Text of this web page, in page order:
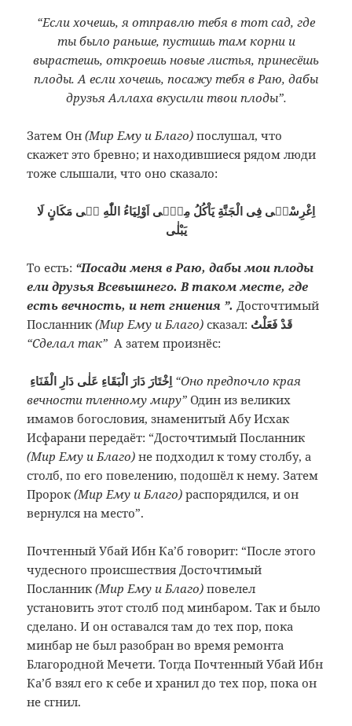
“Если хочешь, я отправлю тебя в тот сад, где
ты было раньше, пустишь там корни и
вырастешь, откроешь новые листья, принесёшь
плоды. А если хочешь, посажу тебя в Раю, дабы
друзья Аллаха вкусили твои плоды”.
Затем Он(Мир Ему и Благо) послушал, что
скажет это бревно; и находившиеся рядом люди
тоже слышали, что оно сказало:
اِغْرِسْنٖى فِى الْجَنَّةِ يَاْكُلُ مِنّٖى اَوْلِيَاءُ اللّٰهِ فٖى مَكَانٍ لَا
يَبْلٰى
То есть: “Посади меня в Раю, дабы мои плоды
ели друзья Всевышнего. В таком месте, где
есть вечность, и нет гниения ”.Досточтимый
Посланник(Мир Ему и Благо) сказал: قَدْ فَعَلْتُ
“Сделал так” А затем произнёс:
اِخْتَارَ دَارَ الْبَقَاءِ عَلٰى دَارِ الْفَنَاءِ “Оно предпочло края
вечности тленному миру” Один из великих
имамов богословия, знаменитый Абу Исхак
Исфарани передаёт: “Досточтимый Посланник
(Мир Ему и Благо)не подходил к тому столбу, а
столб, по его повелению, подошёл к нему. Затем
Пророк(Мир Ему и Благо) распорядился, и он
вернулся на место”.
Почтенный Убай Ибн Ка’б говорит: “После этого
чудесного происшествия Досточтимый
Посланник(Мир Ему и Благо) повелел
установить этот столб под минбаром. Так и было
сделано. И он оставался там до тех пор, пока
минбар не был разобран во время ремонта
Благородной Мечети. Тогда Почтенный Убай Ибн
Ка’б взял его к себе и хранил до тех пор, пока он
не сгнил.